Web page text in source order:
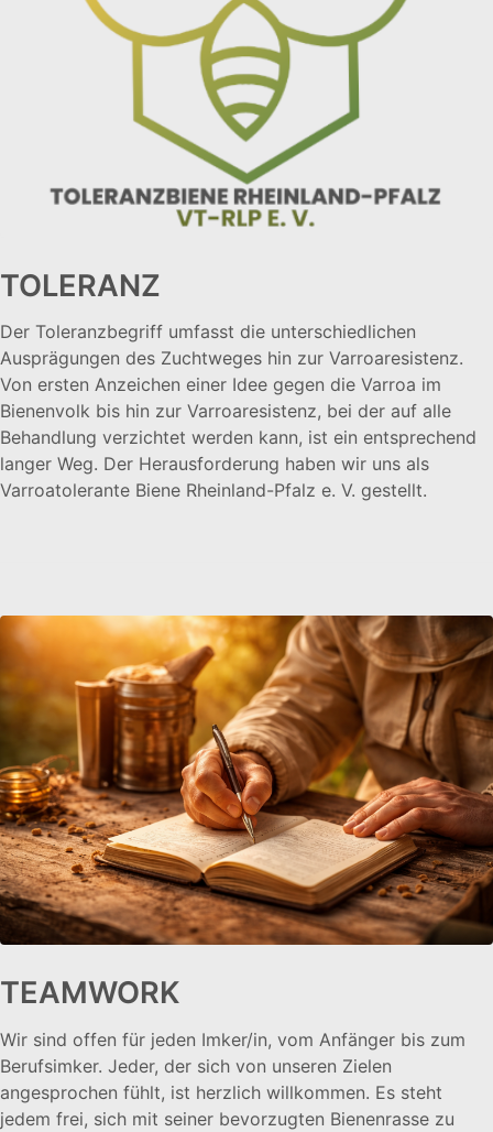
TOLERANZ
Der Toleranzbegriff umfasst die unterschiedlichen
Ausprägungen des Zuchtweges hin zur Varroaresistenz.
Von ersten Anzeichen einer Idee gegen die Varroa im
Bienenvolk bis hin zur Varroaresistenz, bei der auf alle
Behandlung verzichtet werden kann, ist ein entsprechend
langer Weg. Der Herausforderung haben wir uns als
Varroatolerante Biene Rheinland-Pfalz e. V. gestellt.
TEAMWORK
Wir sind offen für jeden Imker/in, vom Anfänger bis zum
Berufsimker. Jeder, der sich von unseren Zielen
angesprochen fühlt, ist herzlich willkommen. Es steht
jedem frei, sich mit seiner bevorzugten Bienenrasse zu